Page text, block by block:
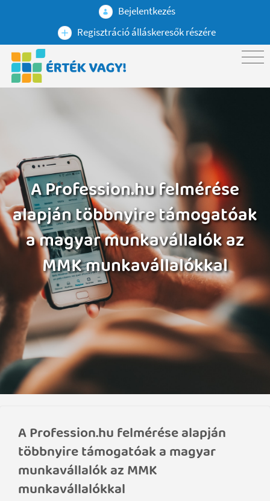
Bejelentkezés
Regisztráció álláskeresők részére
A Profession.hu felmérése
alapján többnyire támogatóak
a magyar munkavállalók az
MMK munkavállalókkal
A Profession.hu felmérése alapján
többnyire támogatóak a magyar
munkavállalók az MMK
munkavállalókkal